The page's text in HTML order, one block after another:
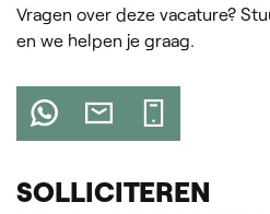
Vragen over deze vacature?
en we helpen je graag.
SOLLICITEREN